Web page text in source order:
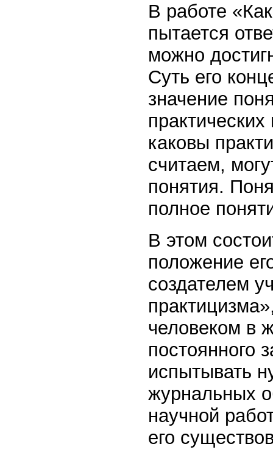
В работе
пытается
можно
Суть его
значение
каковы
считаем,
понятия.
полное
В этом
положение
создателем
человеком в
постоянного
испытывать
журнальных
научной
его